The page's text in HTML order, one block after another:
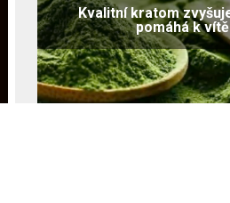
Kvalitní kratom
pomáhá k